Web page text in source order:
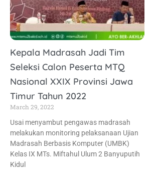
Kepala Madrasah Jadi Tim
Seleksi Calon Peserta MTQ
Nasional XXIX Provinsi Jawa
Timur Tahun 2022
March 29, 2022
Usai menyambut pengawas madrasah
melakukan monitoring pelaksanaan Ujian
Madrasah Berbasis Komputer (UMBK)
Kelas IX MTs. Miftahul Ulum 2 Banyuputih
Kidul